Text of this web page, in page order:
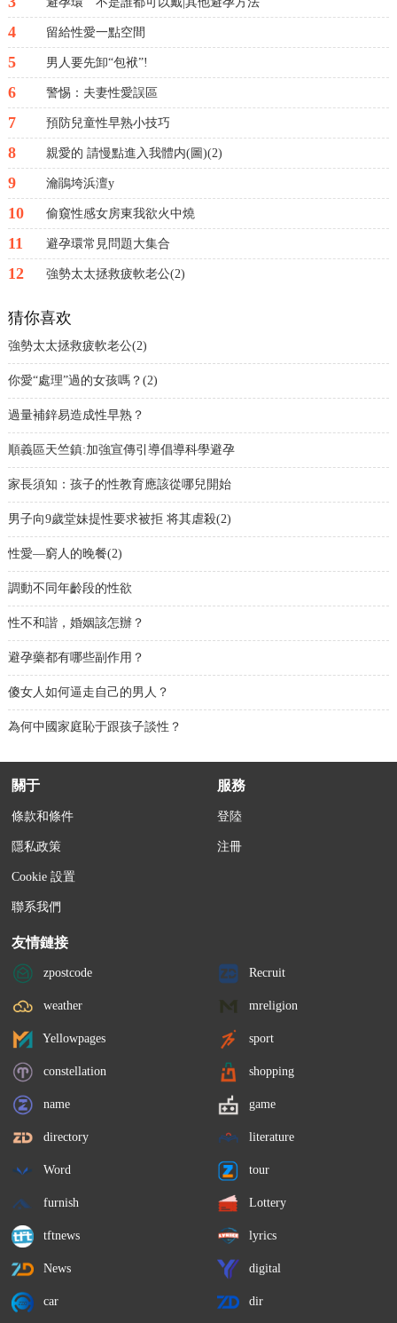
4 留給性愛一點空間
5 男人要先卸“包袱”!
6 警惕：夫妻性愛誤區
7 預防兒童性早熟小技巧
8 親愛的 請慢點進入我體内(圖)(2)
9 瀹鵑垮浜澶у
10 偷窺性感女房東我欲火中燒
11 避孕環常見問題大集合
12 強勢太太拯救疲軟老公(2)
猜你喜欢
強勢太太拯救疲軟老公(2)
你愛“處理”過的女孩嗎？(2)
過量補鋅易造成性早熟？
順義區天竺鎮:加強宣傳引導倡導科學避孕
家長須知：孩子的性教育應該從哪兒開始
男子向9歲堂妹提性要求被拒 将其虐殺(2)
性愛―窮人的晚餐(2)
調動不同年齡段的性欲
性不和諧，婚姻該怎辦？
避孕藥都有哪些副作用？
傻女人如何逼走自己的男人？
為何中國家庭恥于跟孩子談性？
關于
條款和條件
隱私政策
Cookie 設置
聯系我們
服務
登陸
注冊
友情鏈接
zpostcode Recruit
weather mreligion
Yellowpages sport
constellation shopping
name game
directory literature
Word tour
furnish Lottery
tftnews lyrics
News digital
car dir